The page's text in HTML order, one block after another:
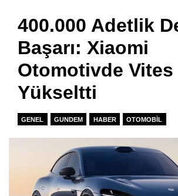
400.000 Adetlik
Başarı: Xiaomi
Otomotivde Vites
Yükseltti
GENEL GUNDEM HABER OTOMOBIL